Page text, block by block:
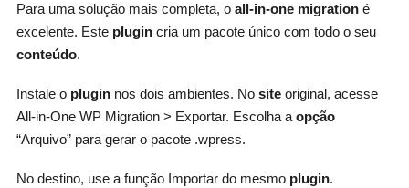
Para uma solução mais completa, o all-in-one migrationé
excelente. Este plugincria um pacote único com todo o seu
conteúdo.
Instale o pluginnos dois ambientes. No siteoriginal, acesse
All-in-One WP Migration > Exportar. Escolha a opção
“Arquivo” para gerar o pacote .wpress.
No destino, use a função Importar do mesmo plugin.